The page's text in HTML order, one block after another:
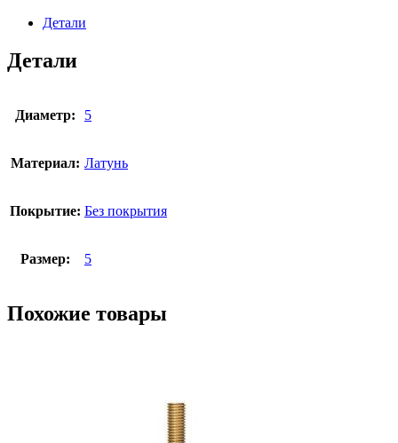
Детали
Детали
Диаметр: 5
Материал: Латунь
Покрытие: Без покрытия
Размер: 5
Похожие товары